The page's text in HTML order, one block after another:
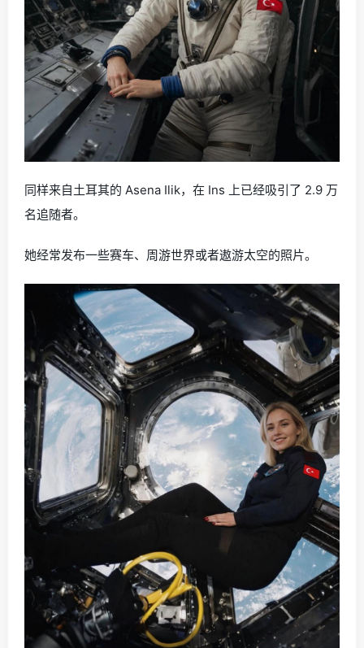
同样来自土耳其的 Asena Ilik，在 Ins 上已经吸引了 2.9 万
名追随者。
她经常发布一些赛车、周游世界或者遨游太空的照片。